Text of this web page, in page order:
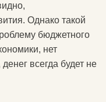
Однако такой
бюджетного
нет
всегда будет не